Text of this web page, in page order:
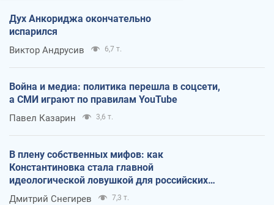
Дух Анкориджа окончательно
испарился
Виктор Андрусив 6,7 т.
Война и медиа: политика перешла в соцсети,
а СМИ играют по правилам YouTube
Павел Казарин 3,6 т.
В плену собственных мифов: как
Константиновка стала главной
идеологической ловушкой для российских
оккупантов
Дмитрий Снегирев 7,3 т.